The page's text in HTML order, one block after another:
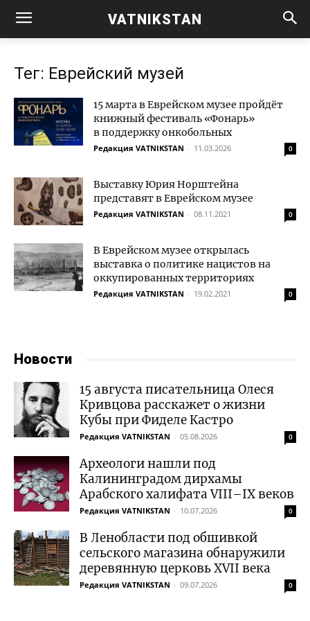
VATNIKSTAN
Тег: Еврейский музей
15 марта в Еврейском музее пройдёт
книжный фестиваль «Фонарь»
в поддержку онкобольных
Редакция VATNIKSTAN - 11.03.2026 0
Выставку Юрия Норштейна
представят в Еврейском музее
Редакция VATNIKSTAN - 08.11.2021 0
В Еврейском музее открылась
выставка о политике нацистов на
оккупированных территориях
Редакция VATNIKSTAN - 19.02.2021 0
Новости
15 августа писательница Олеся
Кривцова расскажет о жизни
Кубы при Фиделе Кастро
Редакция VATNIKSTAN - 05.08.2026 0
Археологи нашли под
Калининградом дирхамы
Арабского халифата VIII–IX веков
Редакция VATNIKSTAN - 10.07.2026 0
В Ленобласти под обшивкой
сельского магазина обнаружили
деревянную церковь XVII века
Редакция VATNIKSTAN - 09.07.2026 0